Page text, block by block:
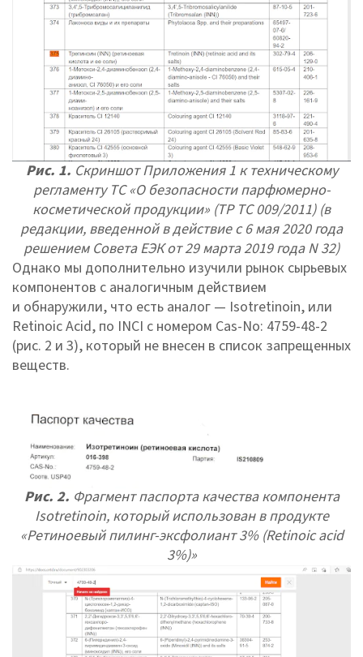
Рис. 1. Скриншот Приложения 1 к техническому
регламенту ТС «О безопасности парфюмерно-
косметической продукции» (ТР ТС 009/2011) (в
редакции, введенной в действие с 6 мая 2020 года
решением Совета ЕЭК от 29 марта 2019 года N 32)
Однако мы дополнительно изучили рынок сырьевых
компонентов с аналогичным действием
и обнаружили, что есть аналог — Isotretinoin, или
Retinoic Acid, по INCI с номером Cas-No: 4759-48-2
(рис. 2 и 3), который не внесен в список запрещенных
веществ.
Рис. 2. Фрагмент паспорта качества компонента
Isotretinoin, который использован в продукте
«Ретиноевый пилинг-эксфолиант 3% (Retinoic acid
3%)»